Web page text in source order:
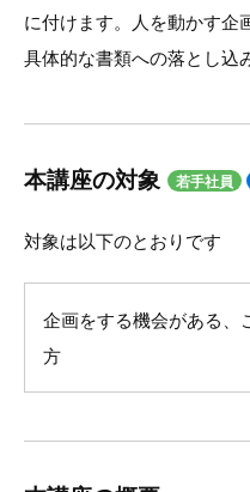
に付けます。人を動かす企
具体的な書類への落とし込
本講座の対象 若手社員
対象は以下のとおりです
企画をする機会がある、
方